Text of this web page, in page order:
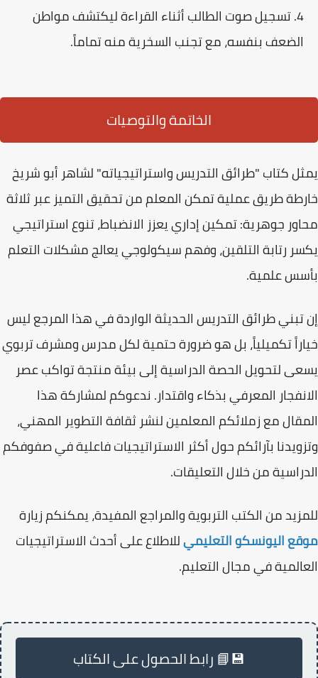
تسجيل صوت الطالب أثناء القراءة ليكتشف مواطن
الضعف بنفسه، مع تجنب السخرية منه تماماً.
الخاتمة والتوصيات
يمثل كتاب"طرائق التدريس واستراتيجياته"لشاهر أبو شريخ
خارطة طريق عملية تمكن المعلم من تحقيق التميز عبر ثلاثة
محاور جوهرية:تمكين إدارييعزز الانضباط،تنوع استراتيجي
يكسر رتابة التلقين، وفهم سيكولوجييعالج مشكلات التعلم
بأسس علمية.
إن تبني طرائق التدريس الحديثة الواردة في هذا المرجع ليس
خياراً تكميلياً، بل هو ضرورة حتمية لكل مدرس ومشرف تربوي
يسعى لتحويل الحصة الدراسية إلى بيئة منتجة تواكب عصر
الانفجار المعرفي بذكاء واقتدار. ندعوكم لمشاركة هذا
المقال مع زملائكم المعلمين لنشر ثقافة التطوير المهني،
وتزويدنا بآرائكم حول أكثر الاستراتيجيات فاعلية في صفوفكم
الدراسية من خلال التعليقات.
للمزيد من الكتب التربوية والمراجع المفيدة، يمكنكم زيارة
موقع اليونسكو التعليميللاطلاع على أحدث الاستراتيجيات
العالمية في مجال التعليم.
💾📘 رابط الحصول على الكتاب